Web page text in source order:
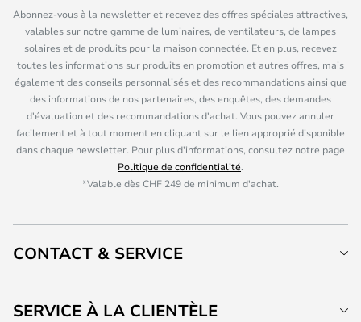
Abonnez-vous à la newsletter et recevez des offres spéciales attractives,
valables sur notre gamme de luminaires, de ventilateurs, de lampes
solaires et de produits pour la maison connectée. Et en plus, recevez
toutes les informations sur produits en promotion et autres offres, mais
également des conseils personnalisés et des recommandations ainsi que
des informations de nos partenaires, des enquêtes, des demandes
d'évaluation et des recommandations d'achat. Vous pouvez annuler
facilement et à tout moment en cliquant sur le lien approprié disponible
dans chaque newsletter. Pour plus d'informations, consultez notre page
Politique de confidentialité.
*Valable dès CHF 249 de minimum d'achat.
CONTACT & SERVICE
SERVICE À LA CLIENTÈLE